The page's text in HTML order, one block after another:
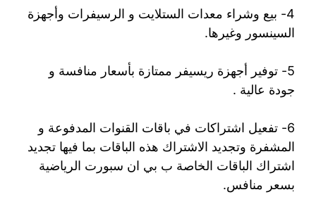
4- بيع وشراء معدات الستلايت و الرسيفرات وأجهزة
السينسور وغيرها.
5- توفير أجهزة ريسيفر ممتازة بأسعار منافسة و
جودة عالية .
6- تفعيل اشتراكات في باقات القنوات المدفوعة و
المشفرة وتجديد الاشتراك هذه الباقات بما فيها تجديد
اشتراك الباقات الخاصة ب بي ان سبورت الرياضية
بسعر منافس.